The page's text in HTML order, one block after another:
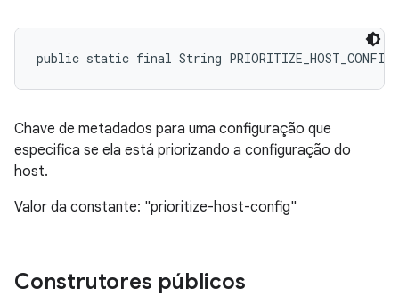
public static final String
Chave de metadados para uma configuração que
especifica se ela está priorizando a configuração do
host.
Valor da constante: "prioritize-host-config"
Construtores públicos